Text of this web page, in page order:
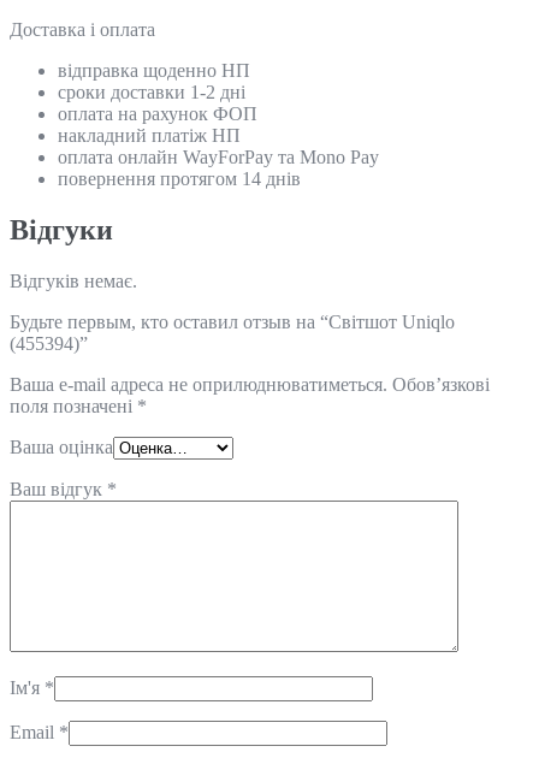
Доставка і оплата
відправка щоденно НП
сроки доставки 1-2 дні
оплата на рахунок ФОП
накладний платіж НП
оплата онлайн WayForPay та Mono Pay
повернення протягом 14 днів
Відгуки
Відгуків немає.
Будьте первым, кто оставил отзыв на “Світшот Uniqlo
(455394)”
Ваша e-mail адреса не оприлюднюватиметься. Обов’язкові
поля позначені *
Ваша оцінка
Ваш відгук *
Ім'я *
Email *